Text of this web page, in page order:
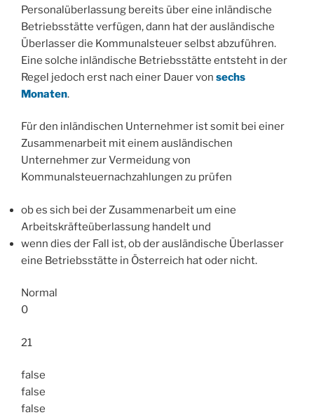
Personalüberlassung bereits über eine inländische
Betriebsstätte verfügen, dann hat der ausländische
Überlasser die Kommunalsteuer selbst abzuführen.
Eine solche inländische Betriebsstätte entsteht in der
Regel jedoch erst nach einer Dauer von sechs
Monaten.
Für den inländischen Unternehmer ist somit bei einer
Zusammenarbeit mit einem ausländischen
Unternehmer zur Vermeidung von
Kommunalsteuernachzahlungen zu prüfen
ob es sich bei der Zusammenarbeit um eine
Arbeitskräfteüberlassung handelt und
wenn dies der Fall ist, ob der ausländische Überlasser
eine Betriebsstätte in Österreich hat oder nicht.
Normal
0
21
false
false
false